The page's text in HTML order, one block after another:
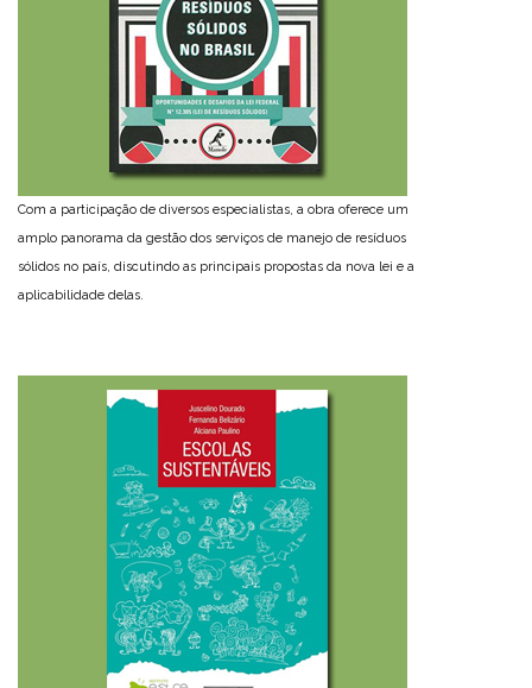
Com a participação de diversos especialistas, a obra oferece um
amplo panorama da gestão dos serviços de manejo de resíduos
sólidos no país, discutindo as principais propostas da nova lei e a
aplicabilidade delas.